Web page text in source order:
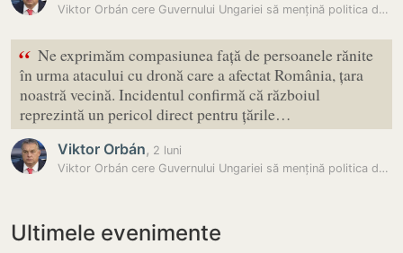
Viktor Orbán cere Guvernului Ungariei să mențină politica de…
“ Ne exprimăm compasiunea față de persoanele rănite
în urma atacului cu dronă care a afectat România, țara
noastră vecină. Incidentul confirmă că războiul
reprezintă un pericol direct pentru țările…
Viktor Orbán, 2 luni
Viktor Orbán cere Guvernului Ungariei să mențină politica de…
Ultimele evenimente